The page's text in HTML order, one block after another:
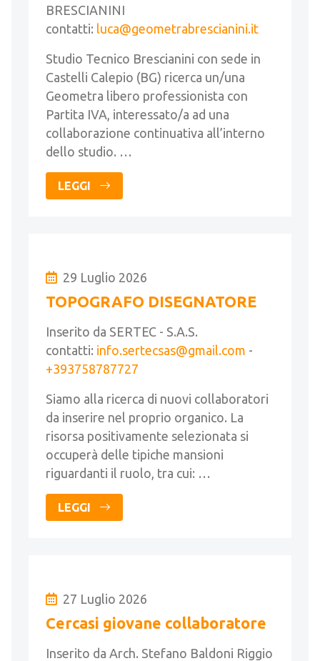
BRESCIANINI
contatti: luca@geometrabrescianini.it
Studio Tecnico Brescianini con sede in
Castelli Calepio (BG) ricerca un/una
Geometra libero professionista con
Partita IVA, interessato/a ad una
collaborazione continuativa all’interno
dello studio. …
LEGGI
29 Luglio 2026
TOPOGRAFO DISEGNATORE
Inserito da SERTEC - S.A.S.
contatti: info.sertecsas@gmail.com -
+393758787727
Siamo alla ricerca di nuovi collaboratori
da inserire nel proprio organico. La
risorsa positivamente selezionata si
occuperà delle tipiche mansioni
riguardanti il ruolo, tra cui: …
LEGGI
27 Luglio 2026
Cercasi giovane collaboratore
Inserito da Arch. Stefano Baldoni Riggio